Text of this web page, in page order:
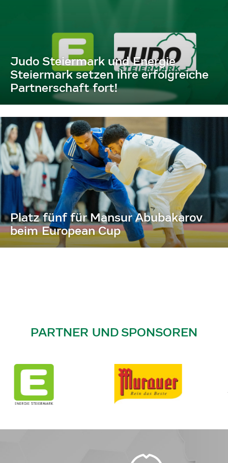
Judo Steiermark und Energie
Steiermark setzen ihre erfolgreiche
Partnerschaft fort!
Platz fünf für Mansur Abubakarov
beim European Cup
PARTNER UND SPONSOREN